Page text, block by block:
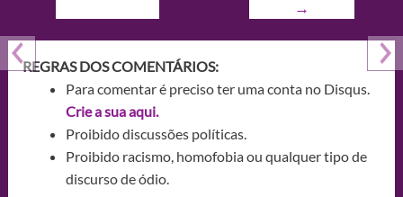
→
REGRAS DOS COMENTÁRIOS:
Para comentar é preciso ter uma conta no Disqus.
Crie a sua aqui.
Proibido discussões políticas.
Proibido racismo, homofobia ou qualquer tipo de
discurso de ódio.